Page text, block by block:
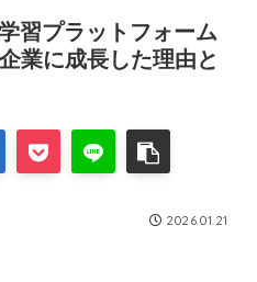
習プラットフォーム
業に成長した理由と
2026.01.21